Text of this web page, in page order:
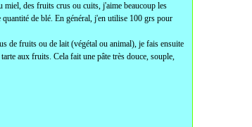
des fruits crus ou cuits, j'aime beaucoup les
de blé. En général, j'en utilise 100 grs pour
de fruits ou de lait (végétal ou animal), je fais ensuite
aux fruits. Cela fait une pâte très douce, souple,